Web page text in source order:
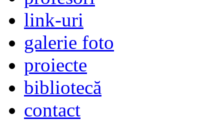
link-uri
galerie foto
proiecte
bibliotecă
contact